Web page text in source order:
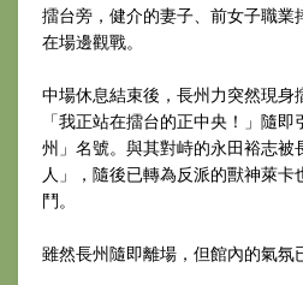
擂台旁，健介的妻子、前女子職業
在場邊觀戰。
中場休息結束後，長州力突然現身
「我正站在擂台的正中央！」隨
州」名號。與其對峙的永田裕志被
人」，隨後已轉為反派的獸神萊
鬥。
雖然長州隨即離場，但館內的氣氛